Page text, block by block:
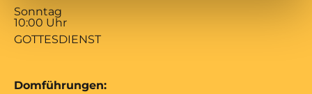
Sonntag
10:00 Uhr
GOTTESDIENST
Domführungen: